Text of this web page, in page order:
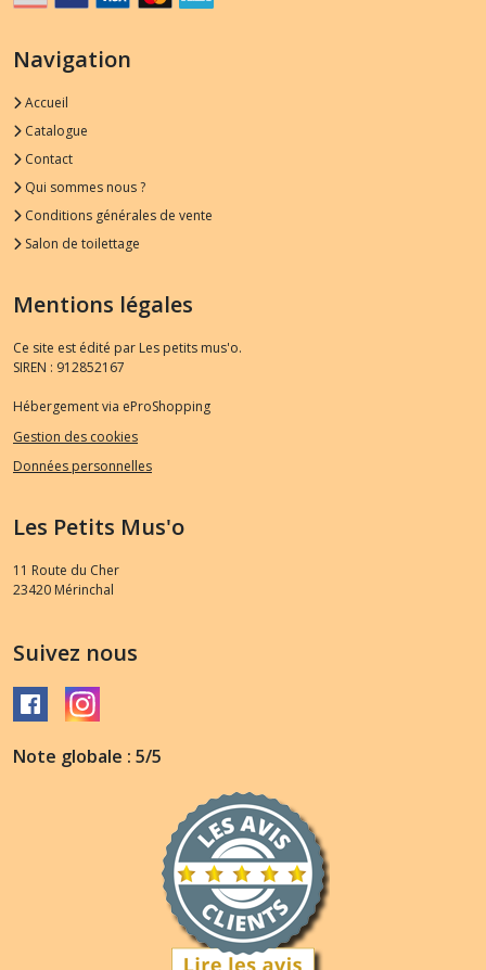
Navigation
Accueil
Catalogue
Contact
Qui sommes nous ?
Conditions générales de vente
Salon de toilettage
Mentions légales
Ce site est édité par Les petits mus'o.
SIREN : 912852167
Hébergement via eProShopping
Gestion des cookies
Données personnelles
Les Petits Mus'o
11 Route du Cher
23420 Mérinchal
Suivez nous
Note globale : 5/5